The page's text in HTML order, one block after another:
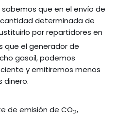
que en el envío de
determinada de
por repartidores en
que el generador de
gasoil, podemos
y emitiremos menos
dinero.
de emisión de CO2,